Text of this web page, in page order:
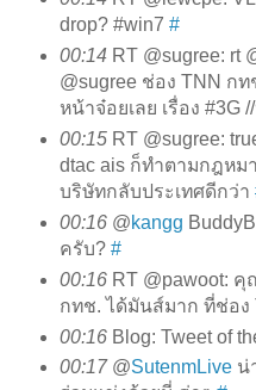
drop? #win7 #
00:14RT @sugree: rt
@sugree ช่อง TNN ก
หน้าจ๋อยเลย เรื่อง #3G
00:15RT @sugree:
dtac ais ก็ทำตามกฎหม
บริษัทกลับประเทศดีกว่า
00:16@kangg
ครับ? #
00:16RT @pawoot: คุ
กทช. ได้มันส์มาก ที่ช่อง
00:16Blog: Tweet of
00:17@SutenmLiveน่